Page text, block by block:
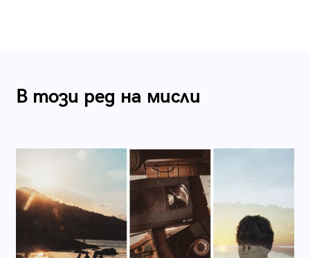
В този ред на мисли